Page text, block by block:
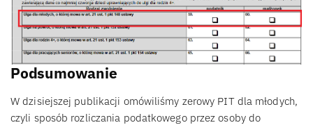
Podsumowanie
W dzisiejszej publikacji omówiliśmy zerowy PIT dla młodych,
czyli sposób rozliczania podatkowego przez osoby do